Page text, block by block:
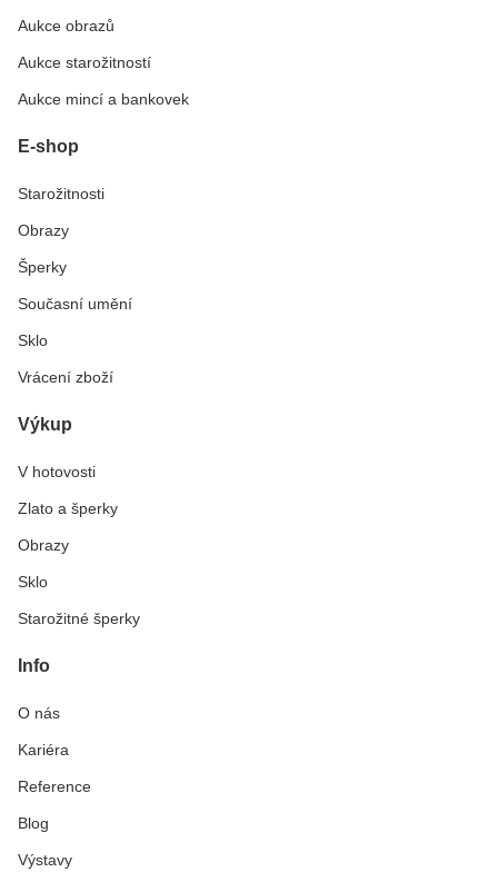
Aukce obrazů
Aukce starožitností
Aukce mincí a bankovek
E-shop
Starožitnosti
Obrazy
Šperky
Současní umění
Sklo
Vrácení zboží
Výkup
V hotovosti
Zlato a šperky
Obrazy
Sklo
Starožitné šperky
Info
O nás
Kariéra
Reference
Blog
Výstavy